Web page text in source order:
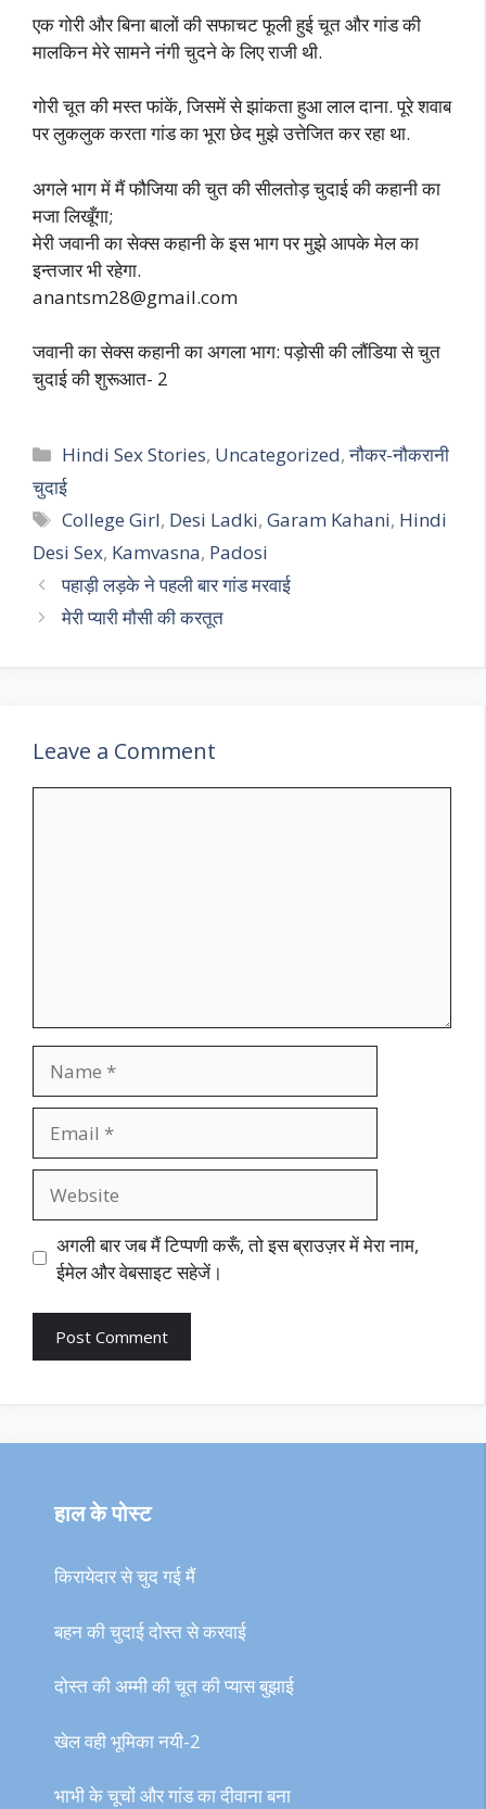
एक गोरी और बिना बालों की सफाचट फूली हुई चूत और गांड की
मालकिन मेरे सामने नंगी चुदने के लिए राजी थी.
गोरी चूत की मस्त फांकें, जिसमें से झांकता हुआ लाल दाना. पूरे शवाब
पर लुकलुक करता गांड का भूरा छेद मुझे उत्तेजित कर रहा था.
अगले भाग में मैं फौजिया की चुत की सीलतोड़ चुदाई की कहानी का
मजा लिखूँगा;
मेरी जवानी का सेक्स कहानी के इस भाग पर मुझे आपके मेल का
इन्तजार भी रहेगा.
anantsm28@gmail.com
जवानी का सेक्स कहानी का अगला भाग: पड़ोसी की लौंडिया से चुत
चुदाई की शुरूआत- 2
Categories
Hindi Sex Stories, Uncategorized,नौकर-नौकरानी
चुदाई
Tags
College Girl, Desi Ladki,Garam Kahani, Hindi
Desi Sex, Kamvasna, Padosi
पहाड़ी लड़के ने पहली बार गांड मरवाई
मेरी प्यारी मौसी की करतूत
Leave a Comment
अगली बार जब मैं टिप्पणी करूँ, तो इस ब्राउज़र में मेरा नाम,
ईमेल और वेबसाइट सहेजें।
हाल के पोस्ट
किरायेदार से चुद गई मैं
बहन की चुदाई दोस्त से करवाई
दोस्त की अम्मी की चूत की प्यास बुझाई
खेल वही भूमिका नयी-2
भाभी के चूचों और गांड का दीवाना बना